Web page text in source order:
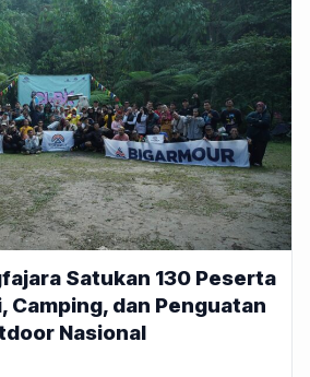
Satukan 130 Peserta
Camping, dan Penguatan
Nasional